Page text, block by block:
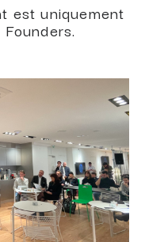
est uniquement